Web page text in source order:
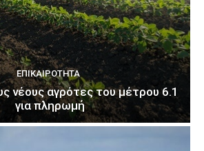
ΕΠΙΚΑΙΡΌΤΗΤΑ
νέους αγρότες του μέτρου 6.1
για πληρωμή